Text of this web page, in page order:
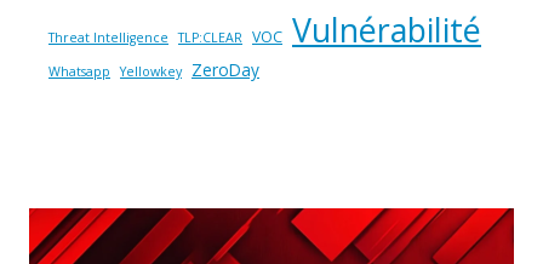
Threat Intelligence TLP:CLEAR VOC Vulnérabilité
Whatsapp Yellowkey ZeroDay